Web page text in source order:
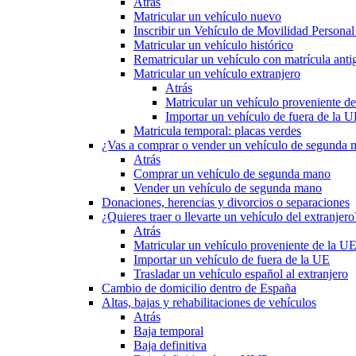
Matricular un vehículo nuevo
Inscribir un Vehículo de Movilidad
Matricular un vehículo histórico
Rematricular un vehículo con matrícula
Matricular un vehículo extranjero
Atrás
Matricular un vehículo proveniente
Importar un vehículo de fuera de la
Matricula temporal: placas verdes
¿Vas a comprar o vender un vehículo de segunda
Atrás
Comprar un vehículo de segunda mano
Vender un vehículo de segunda mano
Donaciones, herencias y divorcios o separaciones
¿Quieres traer o llevarte un vehículo del
Atrás
Matricular un vehículo proveniente de la UE
Importar un vehículo de fuera de la UE
Trasladar un vehículo español al extranjero
Cambio de domicilio dentro de España
Altas, bajas y rehabilitaciones de vehículos
Atrás
Baja temporal
Baja definitiva